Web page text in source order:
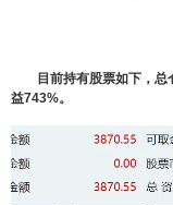
目前持有股票如下，
益743%。